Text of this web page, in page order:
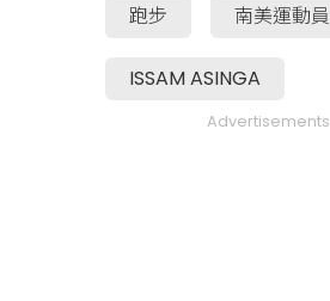
跑步 南美運動員
ISSAM ASINGA
Advertisements